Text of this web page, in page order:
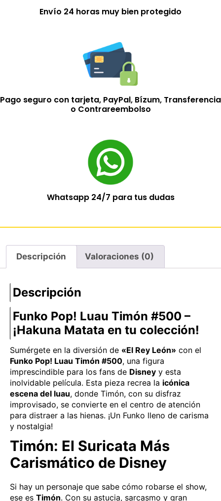
Envío 24 horas muy bien protegido
Pago seguro con tarjeta, PayPal, Bízum, Transferencia
o Contrareembolso
Whatsapp 24/7 para tus dudas
Descripción Valoraciones (0)
Descripción
Funko Pop! Luau Timón #500 –
¡Hakuna Matata en tu colección!
Sumérgete en la diversión de «El Rey León» con el
Funko Pop! Luau Timón #500, una figura
imprescindible para los fans de Disney y esta
inolvidable película. Esta pieza recrea la icónica
escena del luau, donde Timón, con su disfraz
improvisado, se convierte en el centro de atención
para distraer a las hienas. ¡Un Funko lleno de carisma
y nostalgia!
Timón: El Suricata Más
Carismático de Disney
Si hay un personaje que sabe cómo robarse el show,
ese es Timón. Con su astucia, sarcasmo y gran